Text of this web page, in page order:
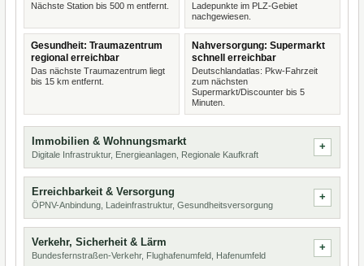
Nächste Station bis 500 m entfernt.
Ladepunkte im PLZ-Gebiet
nachgewiesen.
Gesundheit: Traumazentrum
regional erreichbar
Das nächste Traumazentrum liegt
bis 15 km entfernt.
Nahversorgung: Supermarkt
schnell erreichbar
Deutschlandatlas: Pkw-Fahrzeit
zum nächsten
Supermarkt/Discounter bis 5
Minuten.
Immobilien & Wohnungsmarkt
Digitale Infrastruktur, Energieanlagen, Regionale Kaufkraft
Erreichbarkeit & Versorgung
ÖPNV-Anbindung, Ladeinfrastruktur, Gesundheitsversorgung
Verkehr, Sicherheit & Lärm
Bundesfernstraßen-Verkehr, Flughafenumfeld, Hafenumfeld